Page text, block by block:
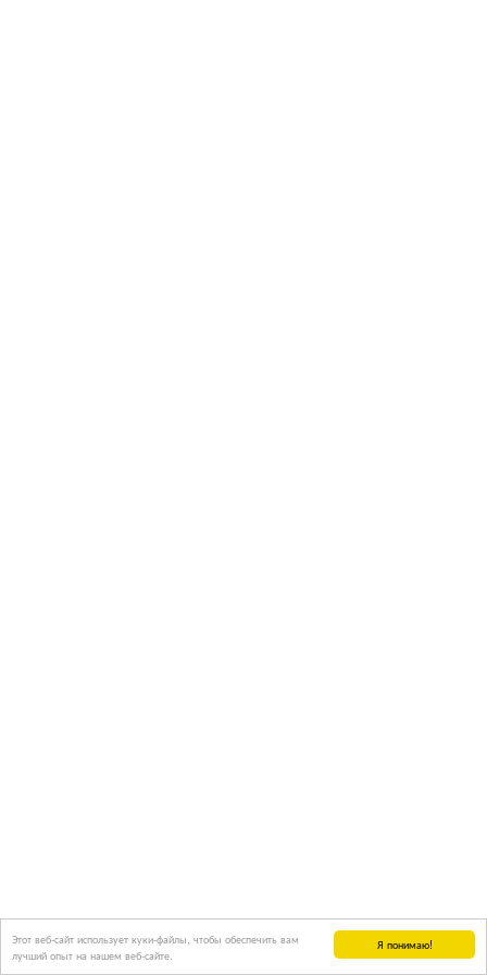
Я понимаю!
Этот веб-сайт использует куки-файлы, чтобы обеспечить вам
лучший опыт на нашем веб-сайте.